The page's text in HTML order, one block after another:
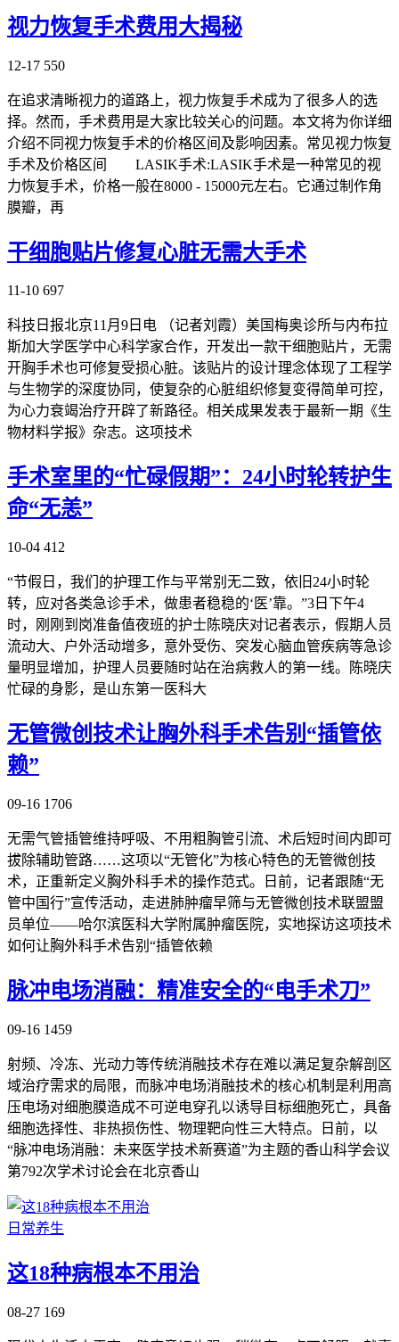
视力恢复手术费用大揭秘
12-17 550
在追求清晰视力的道路上，视力恢复手术成为了很多人的选
择。然而，手术费用是大家比较关心的问题。本文将为你详细
介绍不同视力恢复手术的价格区间及影响因素。常见视力恢复
手术及价格区间 LASIK手术:LASIK手术是一种常见的视
力恢复手术，价格一般在8000 - 15000元左右。它通过制作角
膜瓣，再
干细胞贴片修复心脏无需大手术
11-10 697
科技日报北京11月9日电 （记者刘霞）美国梅奥诊所与内布拉
斯加大学医学中心科学家合作，开发出一款干细胞贴片，无需
开胸手术也可修复受损心脏。该贴片的设计理念体现了工程学
与生物学的深度协同，使复杂的心脏组织修复变得简单可控，
为心力衰竭治疗开辟了新路径。相关成果发表于最新一期《生
物材料学报》杂志。这项技术
手术室里的“忙碌假期”：24小时轮转护生
命“无恙”
10-04 412
“节假日，我们的护理工作与平常别无二致，依旧24小时轮
转，应对各类急诊手术，做患者稳稳的‘医’靠。”3日下午4
时，刚刚到岗准备值夜班的护士陈晓庆对记者表示，假期人员
流动大、户外活动增多，意外受伤、突发心脑血管疾病等急诊
量明显增加，护理人员要随时站在治病救人的第一线。陈晓庆
忙碌的身影，是山东第一医科大
无管微创技术让胸外科手术告别“插管依
赖”
09-16 1706
无需气管插管维持呼吸、不用粗胸管引流、术后短时间内即可
拔除辅助管路……这项以“无管化”为核心特色的无管微创技
术，正重新定义胸外科手术的操作范式。日前，记者跟随“无
管中国行”宣传活动，走进肺肿瘤早筛与无管微创技术联盟盟
员单位——哈尔滨医科大学附属肿瘤医院，实地探访这项技术
如何让胸外科手术告别“插管依赖
脉冲电场消融：精准安全的“电手术刀”
09-16 1459
射频、冷冻、光动力等传统消融技术存在难以满足复杂解剖区
域治疗需求的局限，而脉冲电场消融技术的核心机制是利用高
压电场对细胞膜造成不可逆电穿孔以诱导目标细胞死亡，具备
细胞选择性、非热损伤性、物理靶向性三大特点。日前，以
“脉冲电场消融：未来医学技术新赛道”为主题的香山科学会议
第792次学术讨论会在北京香山
日常养生
这18种病根本不用治
08-27 169